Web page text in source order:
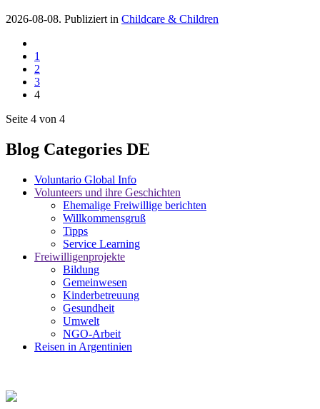
2026-08-08. Publiziert in Childcare & Children
1
2
3
4
Seite 4 von 4
Blog Categories DE
Voluntario Global Info
Volunteers und ihre Geschichten
Ehemalige Freiwillige berichten
Willkommensgruß
Tipps
Service Learning
Freiwilligenprojekte
Bildung
Gemeinwesen
Kinderbetreuung
Gesundheit
Umwelt
NGO-Arbeit
Reisen in Argentinien